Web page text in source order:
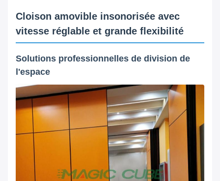
Cloison amovible insonorisée avec
vitesse réglable et grande flexibilité
Solutions professionnelles de division de
l'espace